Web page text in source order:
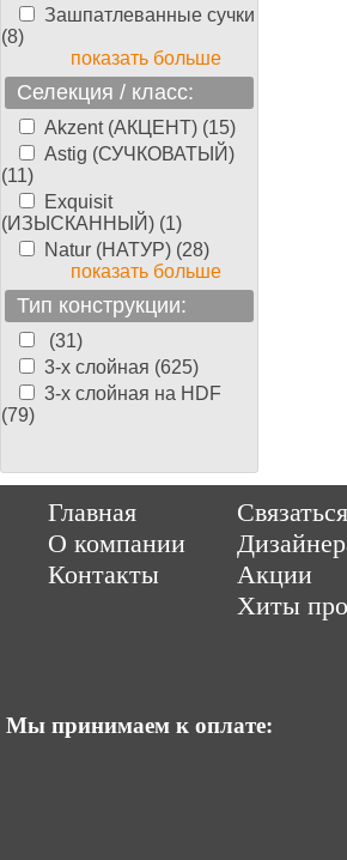
Зашпатлеванные сучки
(8)
показать больше
Селекция / класс:
Akzent (АКЦЕНТ) (15)
Astig (СУЧКОВАТЫЙ)
(11)
Exquisit
(ИЗЫСКАННЫЙ) (1)
Natur (НАТУР) (28)
показать больше
Тип конструкции:
(31)
3-х слойная (625)
3-х слойная на HDF
(79)
Главная
О компании
Контакты
Акции
Хиты
Мы принимаем к оплате:
ItCompany Продвижение